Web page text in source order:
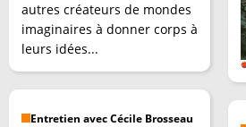
autres créateurs de mondes
imaginaires à donner corps à
leurs idées...
Entretien avec Cécile Brosseau